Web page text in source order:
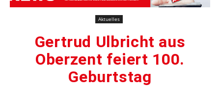
Aktuelles
Gertrud Ulbricht aus
Oberzent feiert 100.
Geburtstag